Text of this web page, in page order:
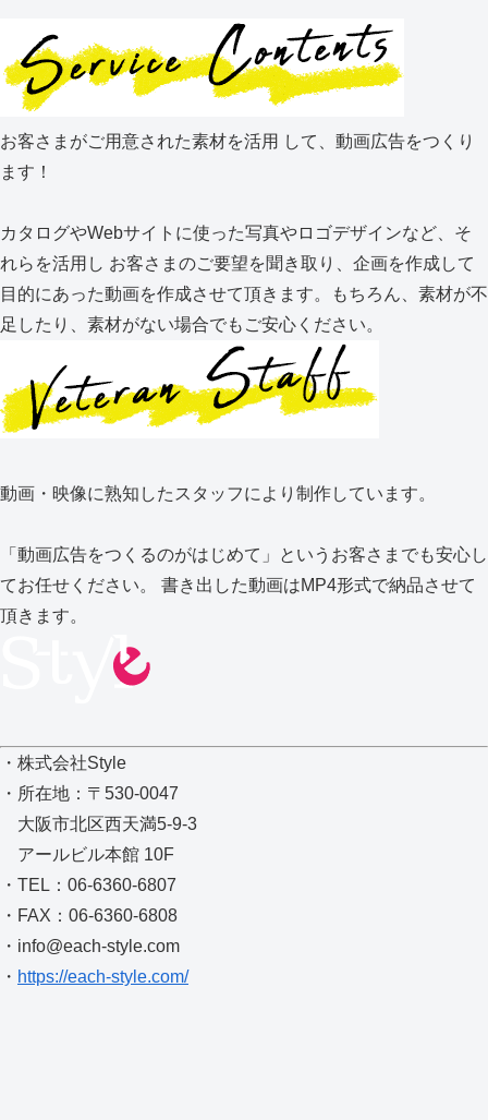
お客さまがご用意された素材を活用 して、動画広告をつくり
ます！
カタログやWebサイトに使った写真やロゴデザインなど、そ
れらを活用し お客さまのご要望を聞き取り、企画を作成して
目的にあった動画を作成させて頂きます。もちろん、素材が不
足したり、素材がない場合でもご安心ください。
動画・映像に熟知したスタッフにより制作しています。
「動画広告をつくるのがはじめて」というお客さまでも安心し
てお任せください。 書き出した動画はMP4形式で納品させて
頂きます。
・株式会社Style
・所在地：〒530-0047
大阪市北区西天満5-9-3
アールビル本館 10F
・TEL：06-6360-6807
・FAX：06-6360-6808
・info@each-style.com
・ https://each-style.com/